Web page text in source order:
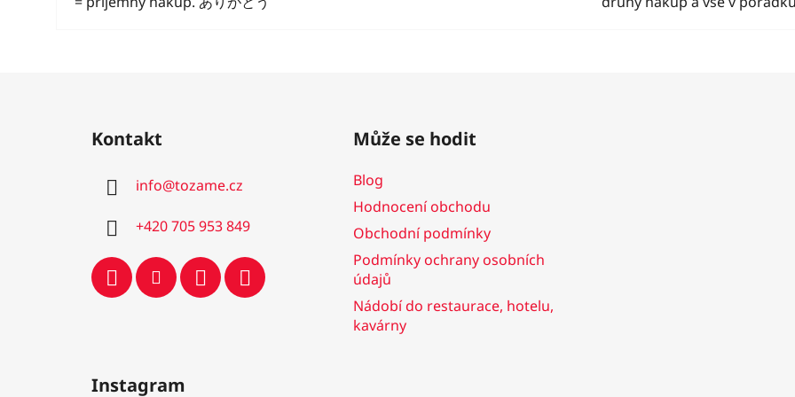
Kontakt
info@tozame.cz
+420 705 953 849
Může se hodit
Blog
Hodnocení obchodu
Obchodní podmínky
Podmínky ochrany osobních
údajů
Nádobí do restaurace, hotelu,
kavárny
Instagram